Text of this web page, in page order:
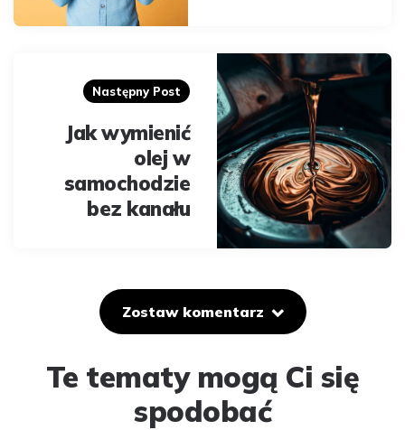
Następny Post
Jak wymienić
olej w
samochodzie
bez kanału
Zostaw komentarz
Te tematy mogą Ci się
spodobać